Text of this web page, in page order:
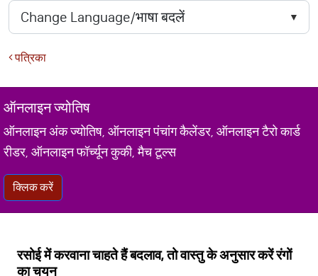
पत्रिका
ऑनलाइन ज्योतिष
ऑनलाइन अंक ज्योतिष, ऑनलाइन पंचांग कैलेंडर, ऑनलाइन टैरो कार्ड
रीडर, ऑनलाइन फॉर्च्यून कुकी, मैच टूल्स
क्लिक करें
रसोई में करवाना चाहते हैं बदलाव, तो वास्तु के अनुसार करें रंगों
का चयन